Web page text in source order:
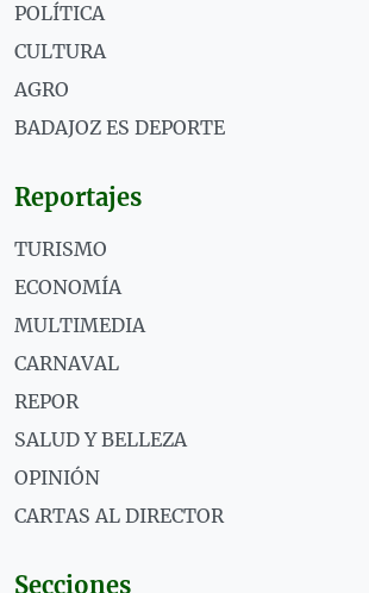
POLÍTICA
CULTURA
AGRO
BADAJOZ ES DEPORTE
Reportajes
TURISMO
ECONOMÍA
MULTIMEDIA
CARNAVAL
REPOR
SALUD Y BELLEZA
OPINIÓN
CARTAS AL DIRECTOR
Secciones